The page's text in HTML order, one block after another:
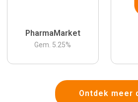
PharmaMarket
Gem. 5.25%
Ontdek meer